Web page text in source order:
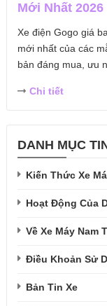
Mới Nhất 2026
Xe điện Gogo giá
mới nhất của các
bản đáng mua, ưu
Chi tiết
DANH MỤC
Kiến Thức Xe
Hoạt Động Của
Về Xe Máy Nam
Điều Khoản Sử
Bản Tin Xe